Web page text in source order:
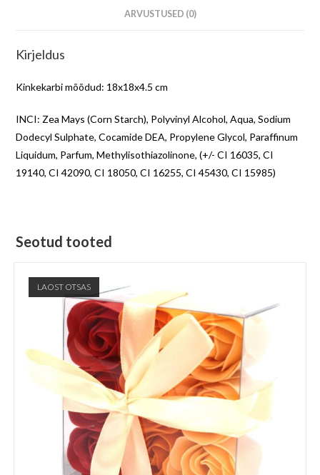
ARVUSTUSED (0)
Kirjeldus
Kinkekarbi mõõdud: 18x18x4.5 cm
INCI: Zea Mays (Corn Starch), Polyvinyl Alcohol, Aqua, Sodium
Dodecyl Sulphate, Cocamide DEA, Propylene Glycol, Paraffinum
Liquidum, Parfum, Methylisothiazolinone, (+/- CI 16035, CI
19140, CI 42090, CI 18050, CI 16255, CI 45430, CI 15985)
Seotud tooted
LAOST OTSAS